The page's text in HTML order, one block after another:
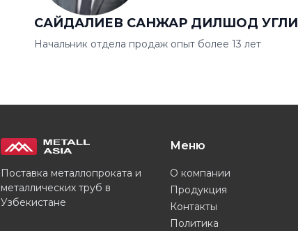
САЙДАЛИЕВ САНЖАР ДИЛШОД УГЛИ
Начальник отдела продаж опыт более 13 лет
Поставка металлопроката и
металлических труб в
Узбекистане
Меню
О компании
Продукция
Контакты
Политика